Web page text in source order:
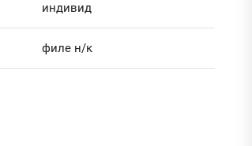
индивид
филе н/к